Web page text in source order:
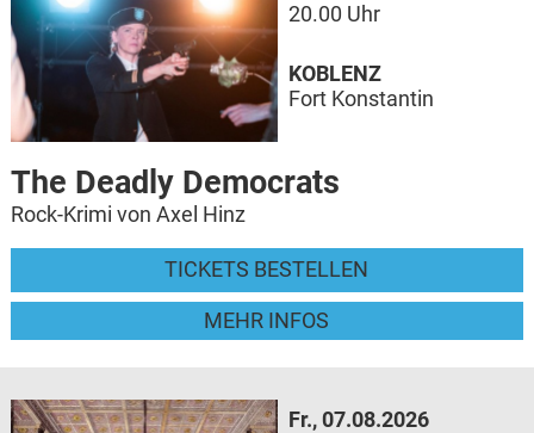
20.00 Uhr
The Deadly Democrats
Rock-Krimi von Axel Hinz
TICKETS BESTELLEN
MEHR INFOS
KOBLENZ
Fort Konstantin
Fr., 07.08.2026